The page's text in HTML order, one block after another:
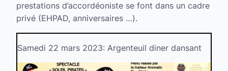
prestations d’accordéoniste se font dans un cadre
privé (EHPAD, anniversaires …).
Samedi 22 mars 2023: Argenteuil diner dansant